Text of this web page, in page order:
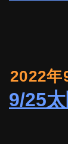
2022年
9/25